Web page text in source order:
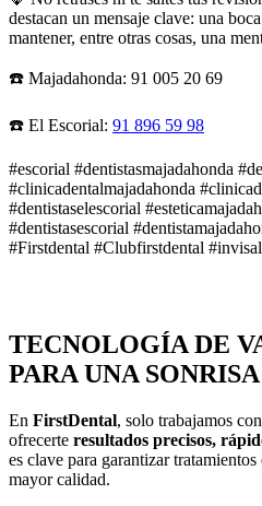
destacan un mensaje clave: una
mantener, entre otras cosas, una
☎️ Majadahonda: 91 005 20 69
☎️ El Escorial: 91 896 59 98
#escorial #dentistasmajadahonda
#clinicadentalmajadahonda
#dentistaselescorial
#dentistasescorial
#Firstdental #Clubfirstdental
TECNOLOGÍA DE
PARA UNA
En FirstDental, solo trabajamos
ofrecerte resultados precisos,
es clave para garantizar
mayor calidad.